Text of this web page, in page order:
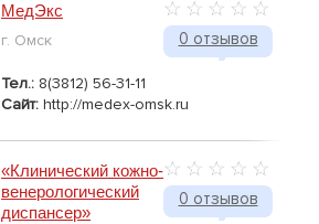
0 отзывов
МедЭкс
г. Омск
Тел.: 8(3812) 56-31-11
Сайт: http://medex-omsk.ru
0 отзывов
«Клинический кожно-
венерологический
диспансер»